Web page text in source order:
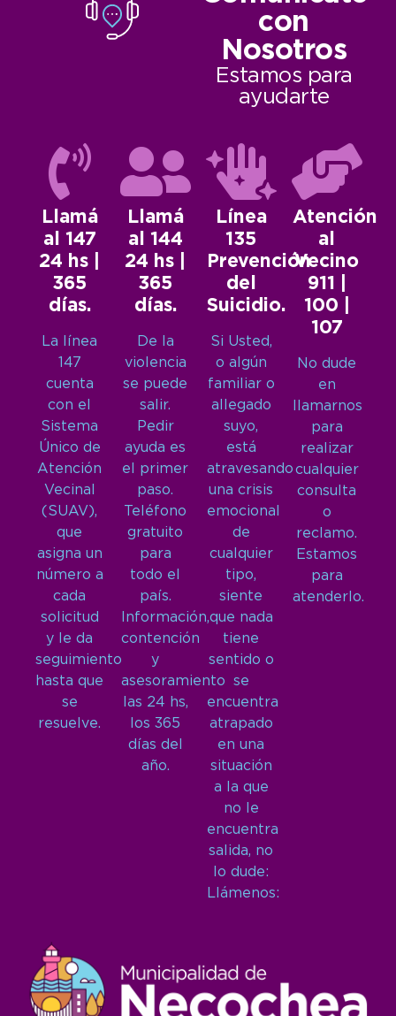
con
Nosotros
Estamos para
ayudarte
Llamá
al 147
24 hs |
365
días.
La línea
147
cuenta
con el
Sistema
Único de
Atención
Vecinal
(SUAV),
que
asigna un
número a
cada
solicitud
y le da
seguimiento
hasta que
se
resuelve.
Llamá
al 144
24 hs |
365
días.
De la
violencia
se puede
salir.
Pedir
ayuda es
el primer
paso.
Teléfono
gratuito
para
todo el
país.
Información,
contención
y
asesoramiento
las 24 hs,
los 365
días del
año.
Línea
135
Prevención
del
Suicidio.
Si Usted,
o algún
familiar o
allegado
suyo,
está
atravesando
una crisis
emocional
de
cualquier
tipo,
siente
que nada
tiene
sentido o
se
encuentra
atrapado
en una
situación
a la que
no le
encuentra
salida, no
lo dude:
Llámenos:
Atención
al
Vecino
911 |
100 |
107
No dude
en
llamarnos
para
realizar
cualquier
consulta
o
reclamo.
Estamos
para
atenderlo.